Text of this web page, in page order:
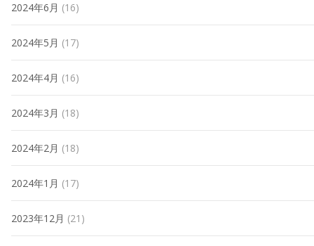
2024年6月 (16)
2024年5月 (17)
2024年4月 (16)
2024年3月 (18)
2024年2月 (18)
2024年1月 (17)
2023年12月 (21)